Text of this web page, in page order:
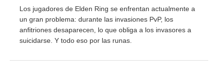
Los jugadores de Elden Ring se enfrentan actualmente a
un gran problema: durante las invasiones PvP, los
anfitriones desaparecen, lo que obliga a los invasores a
suicidarse. Y todo eso por las runas.